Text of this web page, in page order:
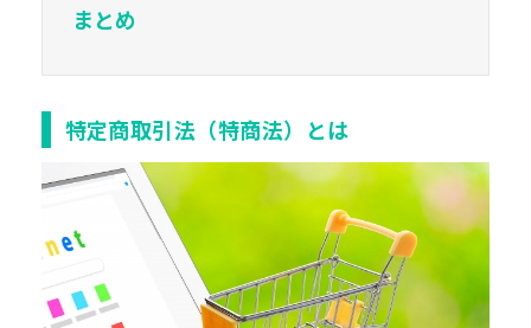
まとめ
特定商取引法（特商法）とは